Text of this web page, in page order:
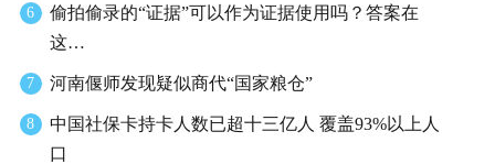
6
偷拍偷录的“证据”可以作为证据使用吗？答案在
这…
7 河南偃师发现疑似商代“国家粮仓”
8
中国社保卡持卡人数已超十三亿人 覆盖93%以上人
口